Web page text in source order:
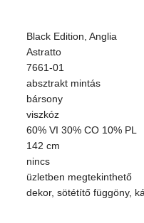
Black Edition, Anglia
Astratto
7661-01
absztrakt mintás
bársony
viszkóz
60% VI 30% CO 10% PL
142 cm
nincs
üzletben megtekinthető
dekor, sötétítő függöny,